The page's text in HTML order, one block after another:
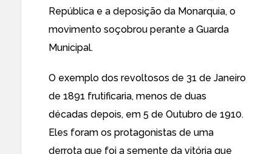
República e a deposição da Monarquia, o
movimento soçobrou perante a Guarda
Municipal.
O exemplo dos revoltosos de 31 de Janeiro
de 1891 frutificaria, menos de duas
décadas depois, em 5 de Outubro de 1910.
Eles foram os protagonistas de uma
derrota que foi a semente da vitória que